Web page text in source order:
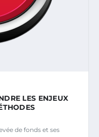
LES ENJEUX
de fonds et ses